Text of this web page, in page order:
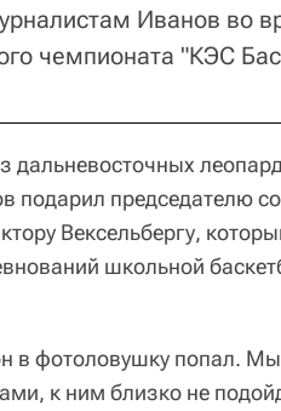
Иванов во
чемпионата "КЭС
дальневосточных
подарил председателю
Вексельбергу,
школьной
в фотоловушку попал.
к ним близко не